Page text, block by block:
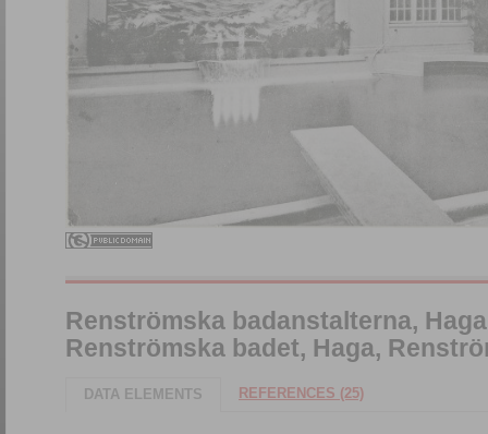
Renströmska badanstalterna,
Renströmska badet, Haga,
DATA ELEMENTS REFERENCES (25)